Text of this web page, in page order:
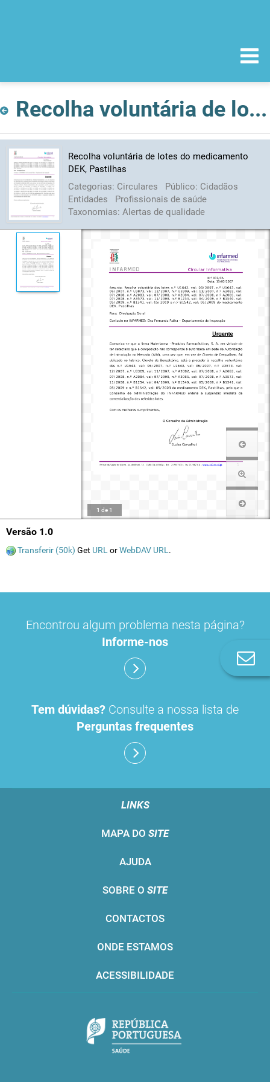
Recolha voluntária de lotes do medicamento DEK, Pastilhas
Recolha voluntária de lotes do medicamento
DEK, Pastilhas
Categorias: Circulares Público: Cidadãos
Entidades
Profissionais de saúde
Taxonomias: Alertas de qualidade
1 de 1
Versão 1.0
Transferir (50k) Get URL orWebDAV URL .
Encontrou algum problema nesta página?
Informe-nos
Tem dúvidas? Consulte a nossa lista de
Perguntas frequentes
LINKS
MAPA DO SITE
AJUDA
SOBRE O SITE
CONTACTOS
ONDE ESTAMOS
ACESSIBILIDADE